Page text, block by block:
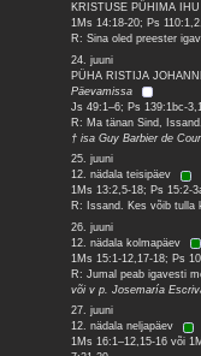
KRISTUSE PÜHIMA
1Ms 14:18-20; Ps
R: Sina oled preester
24. juuni
PÜHA RISTIJA
Päevamissa
Js 49:1–6; Ps 139:1bc-
R: Ma tänan Sind,
† isa Guy Barbier de
25. juuni
12. nädala teisipäev
1Ms 13:2,5-18; Ps 15:2-
R: Issand. Kes võib tulla
26. juuni
12. nädala kolmapäev
1Ms 15:1-12,17-18; Ps
R: Jumal peab igavesti
või v p. Josemaría
27. juuni
12. nädala neljapäev
1Ms 16:1–12,15-16 või